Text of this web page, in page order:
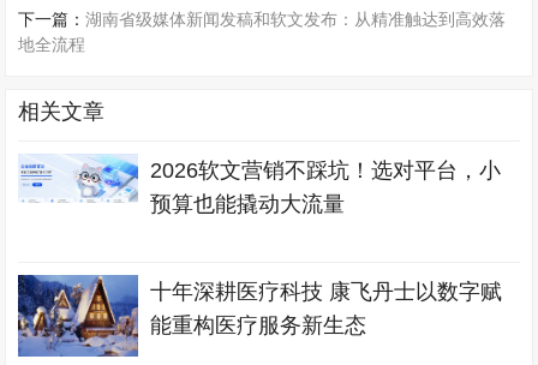
下一篇：湖南省级媒体新闻发稿和软文发布：从精准触达到高效落
地全流程
相关文章
2026软文营销不踩坑！选对平台，小
预算也能撬动大流量
十年深耕医疗科技 康飞丹士以数字赋
能重构医疗服务新生态